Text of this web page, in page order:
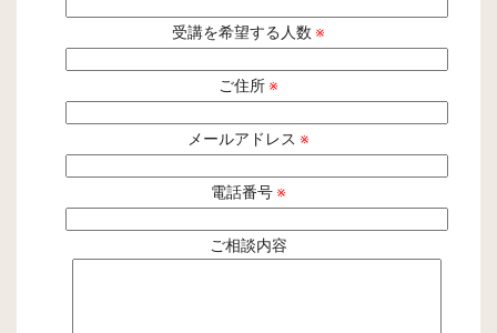
受講を希望する人数 ※
ご住所※
メールアドレス ※
電話番号※
ご相談内容